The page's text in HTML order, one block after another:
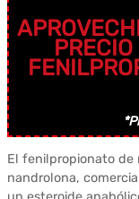
El fenilpropionato de
nandrolona,